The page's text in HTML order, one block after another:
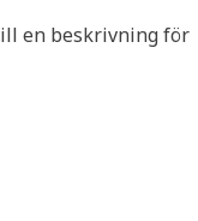
en beskrivning för